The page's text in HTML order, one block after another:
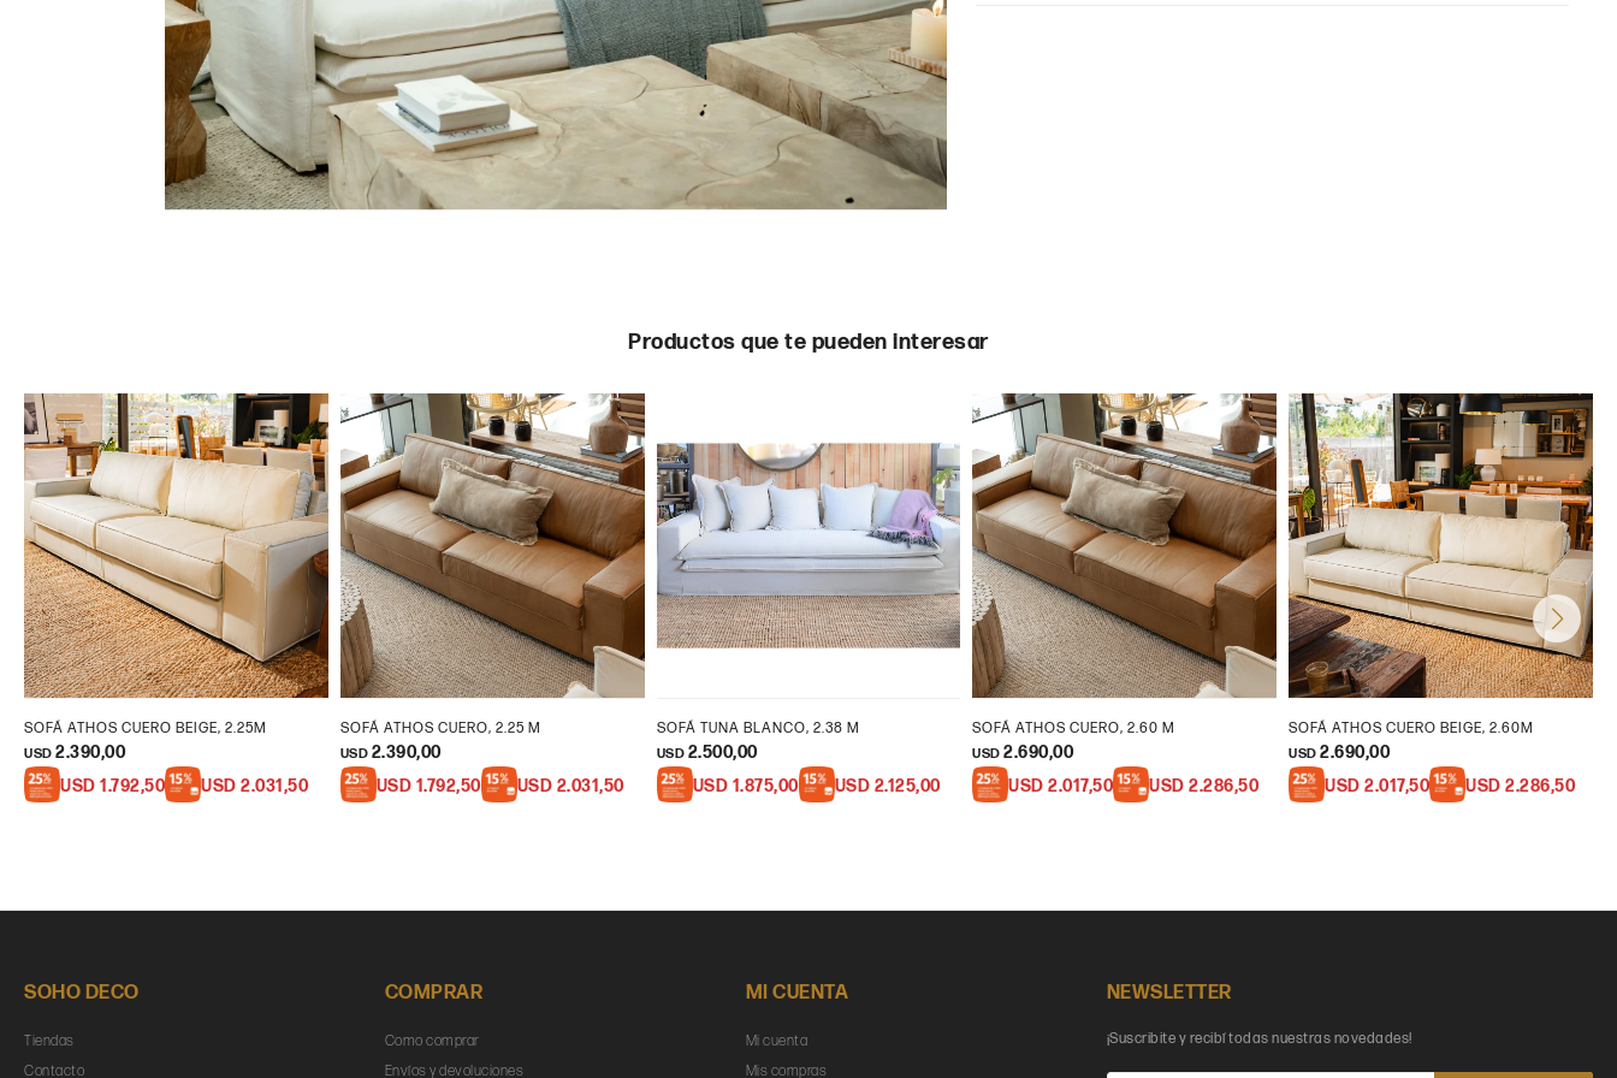
Productos que te pueden interesar
SOFÁ ATHOS CUERO BEIGE, 2.25M
USD 2.390,00
USD 1.792,50 USD 2.031,50
SOFÁ ATHOS CUERO, 2.25 M
USD 2.390,00
USD 1.792,50 USD 2.031,50
SOFÁ TUNA BLANCO, 2.38 M
USD 2.500,00
USD 1.875,00 USD 2.125,00
SOFÁ ATHOS CUERO, 2.60 M
USD 2.690,00
USD 2.017,50 USD 2.286,50
SOFÁ ATHOS CUERO BEIGE, 2.60M
USD 2.690,00
USD 2.017,50 USD 2.286,50
SOHO DECO
Tiendas
Contacto
COMPRAR
Como comprar
Envíos y devoluciones
MI CUENTA
Mi cuenta
Mis compras
NEWSLETTER
¡Suscribite y recibí todas nuestras novedades!